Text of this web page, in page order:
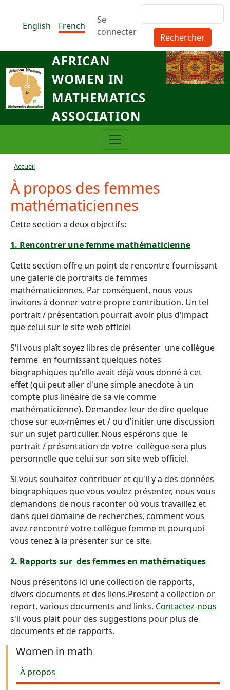
English
French
Menu du compte de
Se
connecter
AFRICAN
WOMEN IN
MATHEMATICS
ASSOCIATION
Fil d'Ariane
Accueil
À propos des femmes
mathématiciennes
Cette section a deux objectifs:
1. Rencontrer une femme mathématicienne
Cette section offre un point de rencontre fournissant
une galerie de portraits de femmes
mathématiciennes. Par conséquent, nous vous
invitons à donner votre propre contribution. Un tel
portrait / présentation pourrait avoir plus d'impact
que celui sur le site web officiel
S'il vous plaît soyez libres de présenter une collègue
femme en fournissant quelques notes
biographiques qu'elle avait déjà vous donné à cet
effet (qui peut aller d'une simple anecdote à un
compte plus linéaire de sa vie comme
mathématicienne). Demandez-leur de dire quelque
chose sur eux-mêmes et / ou d'initier une discussion
sur un sujet particulier. Nous espérons que le
portrait / présentation de votre collègue sera plus
personnelle que celui sur son site web officiel.
Si vous souhaitez contribuer et qu'il y a des données
biographiques que vous voulez présenter, nous vous
demandons de nous raconter où vous travaillez et
dans quel domaine de recherches, comment vous
avez rencontré votre collègue femme et pourquoi
vous tenez à la présenter sur ce site.
2. Rapports sur des femmes en mathématiques
Nous présentons ici une collection de rapports,
divers documents et des liens.Present a collection or
report, various documents and links. Contactez-nous
s'il vous plait pour des suggestions pour plus de
documents et de rapports.
Women in math
À propos